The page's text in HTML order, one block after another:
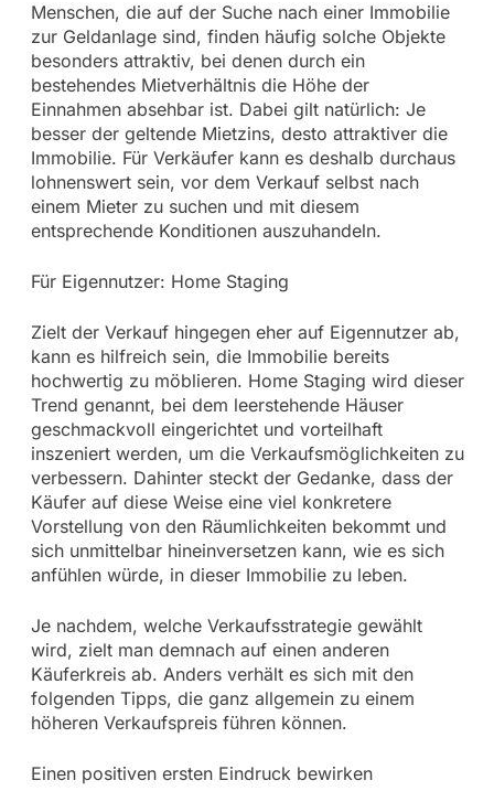
Menschen, die auf der Suche nach einer Immobilie
zur Geldanlage sind, finden häufig solche Objekte
besonders attraktiv, bei denen durch ein
bestehendes Mietverhältnis die Höhe der
Einnahmen absehbar ist. Dabei gilt natürlich: Je
besser der geltende Mietzins, desto attraktiver die
Immobilie. Für Verkäufer kann es deshalb durchaus
lohnenswert sein, vor dem Verkauf selbst nach
einem Mieter zu suchen und mit diesem
entsprechende Konditionen auszuhandeln.
Für Eigennutzer: Home Staging
Zielt der Verkauf hingegen eher auf Eigennutzer ab,
kann es hilfreich sein, die Immobilie bereits
hochwertig zu möblieren. Home Staging wird dieser
Trend genannt, bei dem leerstehende Häuser
geschmackvoll eingerichtet und vorteilhaft
inszeniert werden, um die Verkaufsmöglichkeiten zu
verbessern. Dahinter steckt der Gedanke, dass der
Käufer auf diese Weise eine viel konkretere
Vorstellung von den Räumlichkeiten bekommt und
sich unmittelbar hineinversetzen kann, wie es sich
anfühlen würde, in dieser Immobilie zu leben.
Je nachdem, welche Verkaufsstrategie gewählt
wird, zielt man demnach auf einen anderen
Käuferkreis ab. Anders verhält es sich mit den
folgenden Tipps, die ganz allgemein zu einem
höheren Verkaufspreis führen können.
Einen positiven ersten Eindruck bewirken